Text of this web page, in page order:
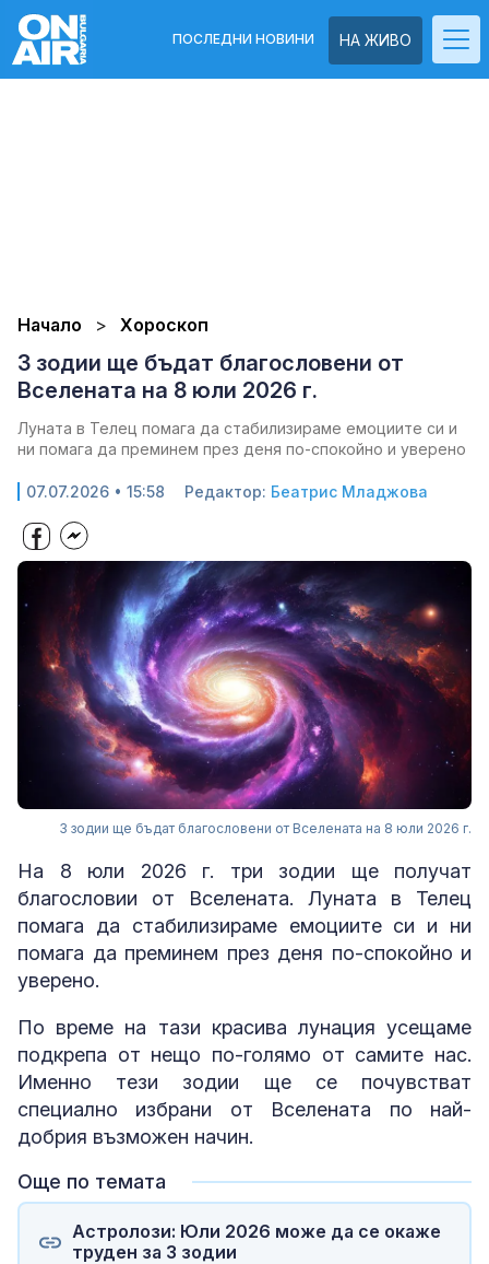
НА ЖИВО
ПОСЛЕДНИ НОВИНИ
Начало Хороскоп
3 зодии ще бъдат благословени от
Вселената на 8 юли 2026 г.
Луната в Телец помага да стабилизираме емоциите си и
ни помага да преминем през деня по-спокойно и уверено
07.07.2026 • 15:58 Редактор: Беатрис Младжова
3 зодии ще бъдат благословени от Вселената на 8 юли 2026 г.
На 8 юли 2026 г. три зодии ще получат
благословии от Вселената. Луната в Телец
помага да стабилизираме емоциите си и ни
помага да преминем през деня по-спокойно и
уверено.
По време на тази красива лунация усещаме
подкрепа от нещо по-голямо от самите нас.
Именно тези зодии ще се почувстват
специално избрани от Вселената по най-
добрия възможен начин.
Още по темата
Астролози: Юли 2026 може да се окаже
труден за 3 зодии